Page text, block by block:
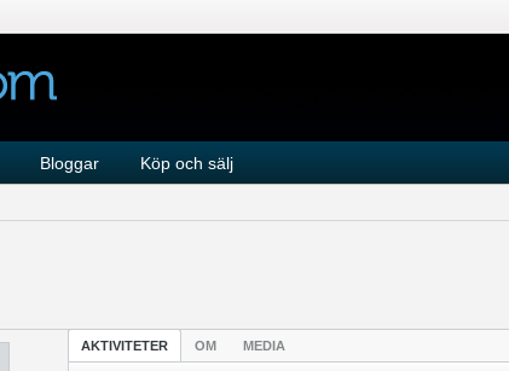
Bloggar Köp och sälj
AKTIVITETER OM MEDIA